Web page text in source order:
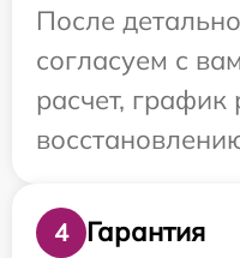
После
согласуем с
расчет, график
4 Гарантия